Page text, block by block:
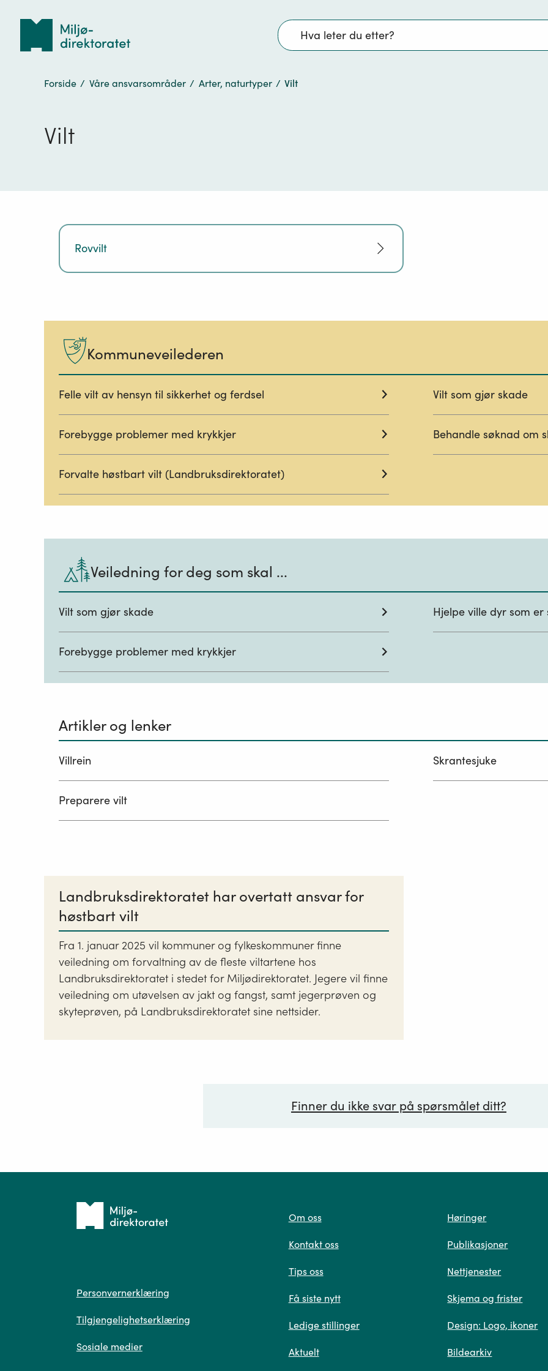
Søk
Forside / Våre ansvarsområder / Arter, naturtyper / Vilt
Vilt
Rovvilt
Kommuneveilederen
Felle vilt av hensyn til sikkerhet og ferdsel Vilt som gjør skade
Forebygge problemer med krykkjer Behandle søknad om
Forvalte høstbart vilt (Landbruksdirektoratet)
Veiledning for deg som skal ...
Vilt som gjør skade Hjelpe ville dyr som er
Forebygge problemer med krykkjer
Artikler og lenker
Villrein Skrantesjuke
Preparere vilt
Landbruksdirektoratet har overtatt ansvar for
høstbart vilt
Fra 1. januar 2025 vil kommuner og fylkeskommuner finne
veiledning om forvaltning av de fleste viltartene hos
Landbruksdirektoratet i stedet for Miljødirektoratet. Jegere vil finne
veiledning om utøvelsen av jakt og fangst, samt jegerprøven og
skyteprøven, på Landbruksdirektoratet sine nettsider.
Finner du ikke svar på spørsmålet ditt?
Spør oss
deg vår mest relevante informasjon.
Tilbake
Personvern
Personvernerklæring
Tilgjengelighetserklæring
Sosiale medier
Om oss
Kontakt oss
Tips oss
Få siste nytt
Ledige stillinger
Aktuelt
Høringer
Publikasjoner
Nettjenester
Skjema og frister
Design: Logo, ikoner
Bildearkiv